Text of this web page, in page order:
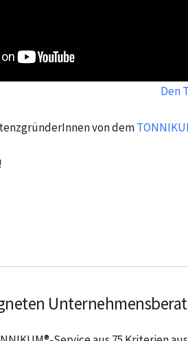
Den
von dem